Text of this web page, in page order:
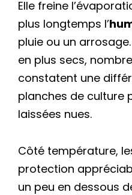
Elle freine
plus longtemps l’
pluie ou un
en plus secs,
constatent une
planches de culture
laissées nues.
Côté température,
protection
un peu en dessous